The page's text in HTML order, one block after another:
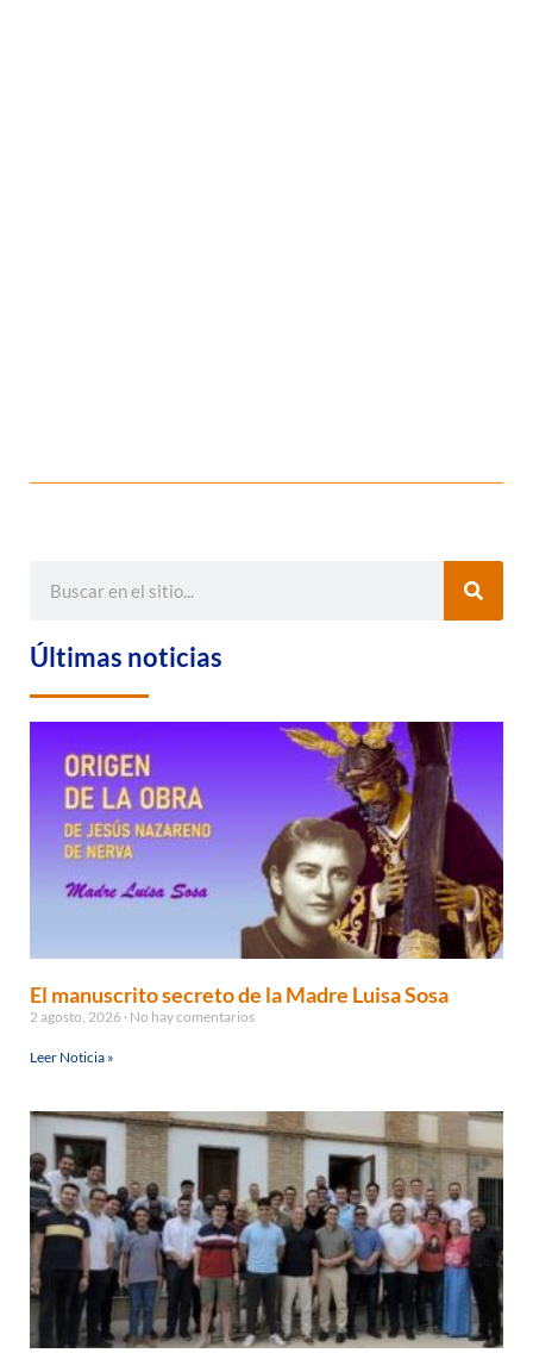
Últimas noticias
El manuscrito secreto de la Madre Luisa Sosa
2 agosto, 2026 No hay comentarios
Leer Noticia »